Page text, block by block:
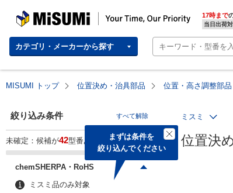
MISUMI | Your Time, Our Priority 17時まで
当日出荷
カテゴリ・メーカーから探す
MISUMI トップ 位置決め・治具部品 位置・高さ調整部品
絞り込み条件 すべて解除
まずは条件を
絞り込んでください
未確定：候補が42型番あります。
chemSHERPA・RoHS
ミスミ品のみ対象
ミスミ
位置決